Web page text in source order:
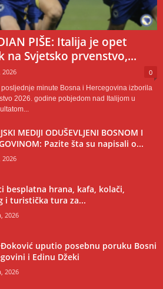
PIŠE: Italija je opet
na Svjetsko prvenstvo,...
2026 0
minute Bosna i Hercegovina izborila
2026. godine pobjedom nad Italijom u
MEDIJI ODUŠEVLJENI BOSNOM I
Pazite šta su napisali o...
2026
besplatna hrana, kafa, kolači,
i turistička tura za...
2026
uputio posebnu poruku Bosni
i Edinu Džeki
2026